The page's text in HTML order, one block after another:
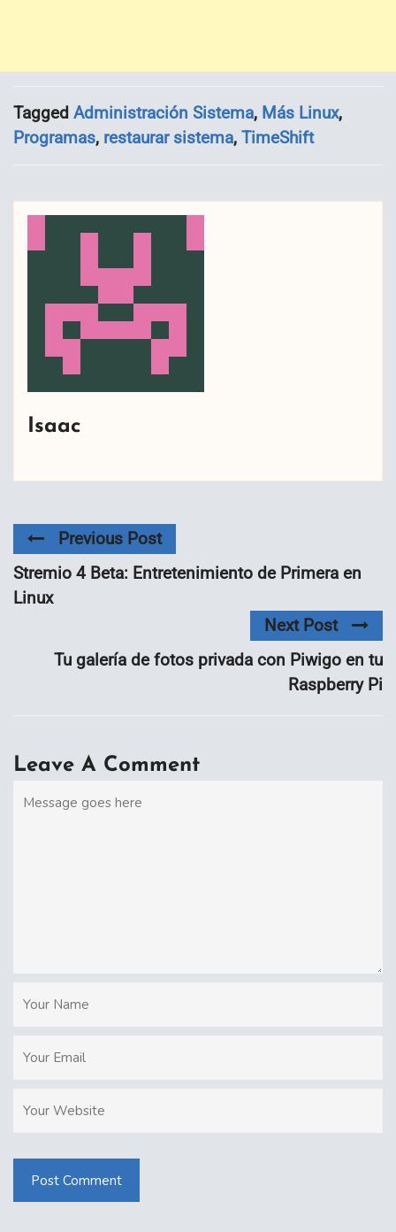
Tagged Administración Sistema, Más Linux,
Programas, restaurar sistema, TimeShift
Isaac
Previous Post
Stremio 4 Beta: Entretenimiento de Primera en
Linux
Next Post
Tu galería de fotos privada con Piwigo en tu
Raspberry Pi
Leave A Comment
Post Comment